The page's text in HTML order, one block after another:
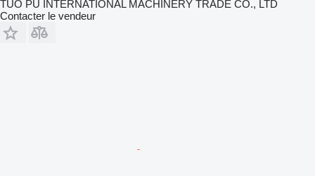
TUO PU INTERNATIONAL MACHINERY TRADE CO., LTD
Contacter le vendeur